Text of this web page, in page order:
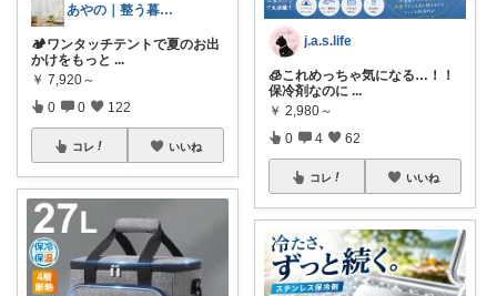
あやの｜整う暮らしROOM
🏕️ワンタッチテントで夏のお出
かけをもっと ...
￥ 7,920～
0 0 122
コレ いいね
j.a.s.life
🧊これめっちゃ気になる…！！
保冷剤なのに ...
￥ 2,980～
0 4 62
コレ いいね